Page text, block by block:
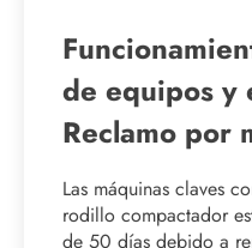
de equipos y
Reclamo por
Las máquinas claves
rodillo compactador
de 50 días debido a